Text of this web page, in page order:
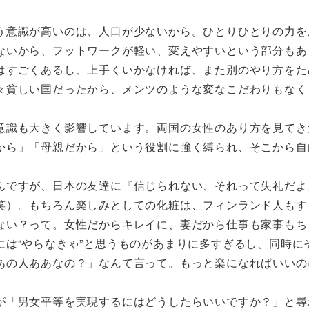
識が高いのは、人口が少ないから。ひとりひとりの力
から、フットワークが軽い、変えやすいという部分も
ごくあるし、上手くいかなければ、また別のやり方を
しい国だったから、メンツのような変なこだわりもな
も大きく影響しています。両国の女性のあり方を見て
」「母親だから」という役割に強く縛られ、そこから
すが、日本の友達に『信じられない、それって失礼だ
。もちろん楽しみとしての化粧は、フィンランド人も
？って。女性だからキレイに、妻だから仕事も家事も
“やらなきゃ”と思うものがあまりに多すぎるし、同時に
人ああなの？」なんて言って。もっと楽になればいい
男女平等を実現するにはどうしたらいいですか？」と